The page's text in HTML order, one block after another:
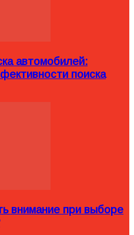
автомобилей:
поиска
внимание при выборе